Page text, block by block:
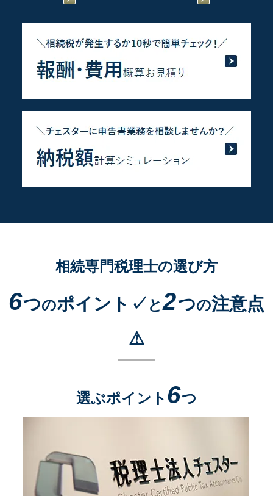
相続専門税理士の選び方
6つのポイント✓ と2つの注意点
⚠
選ぶポイント 6つ